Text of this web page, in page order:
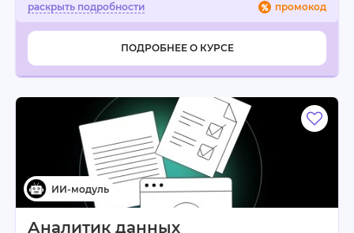
промокод
ПОДРОБНЕЕ О КУРСЕ
Аналитик данных